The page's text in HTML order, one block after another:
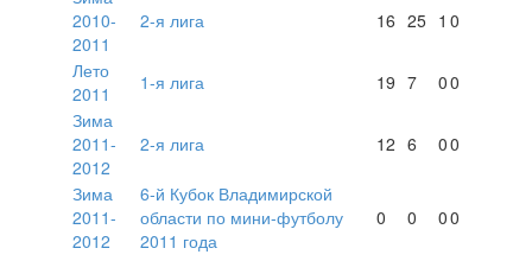
2010-
2011
2-я лига 16 25 1 0
Лето
2011
1-я лига 19 7 00
Зима
2011-
2012
2-я лига 12 6 00
Зима
2011-
2012
6-й Кубок Владимирской
области по мини-футболу
2011 года
0 0 00